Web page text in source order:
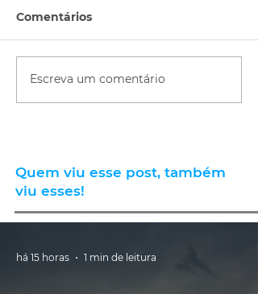
Comentários
Escreva um comentário
Quem viu esse post, também
viu esses!
há 15 horas 1 min de leitura